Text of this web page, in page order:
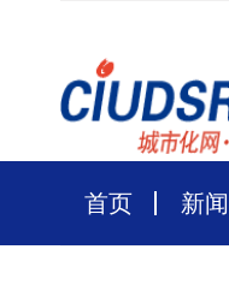
首页 新闻